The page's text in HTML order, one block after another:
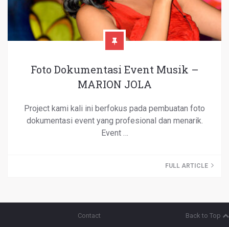
Foto Dokumentasi Event Musik –
MARION JOLA
Project kami kali ini berfokus pada pembuatan foto
dokumentasi event yang profesional dan menarik.
Event …
FULL ARTICLE
Back to Top
Contact